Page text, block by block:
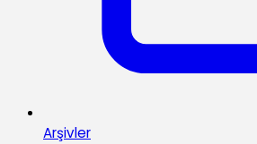
Arşivler